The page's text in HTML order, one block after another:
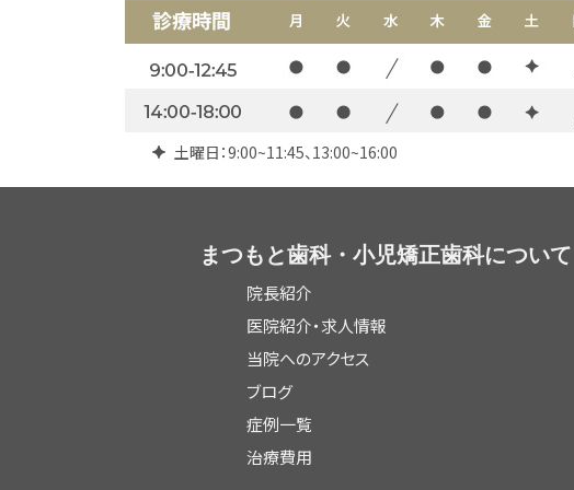
土曜日：9:00~11:45、13:00~16:00
まつもと歯科・小児矯正歯科について
院長紹介
医院紹介・求人情報
当院へのアクセス
ブログ
症例一覧
治療費用